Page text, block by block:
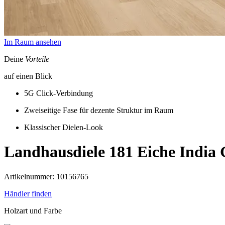
Im Raum ansehen
Deine Vorteile
auf einen Blick
5G Click-Verbindung
Zweiseitige Fase für dezente Struktur im Raum
Klassischer Dielen-Look
Landhausdiele 181 Eiche India
Artikelnummer: 10156765
Händler finden
Holzart und Farbe